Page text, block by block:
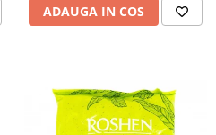
ADAUGA IN COS